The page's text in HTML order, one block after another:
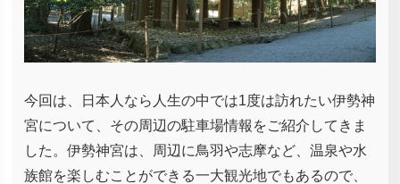
今回は、日本人なら人生の中では1度は訪れたい伊勢神
宮について、その周辺の駐車場情報をご紹介してきま
した。伊勢神宮は、周辺に鳥羽や志摩など、温泉や水
族館を楽しむことができる一大観光地でもあるので、